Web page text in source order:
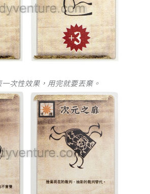
次性效果，用完就要丟棄。